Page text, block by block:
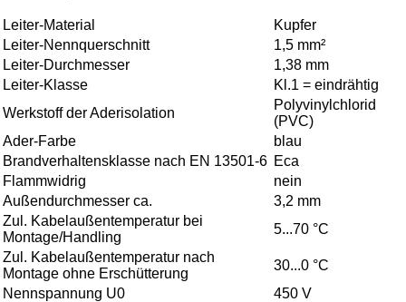
Leiter-Material
Kupfer
Leiter-Nennquerschnitt
1,5 mm²
Leiter-Durchmesser
1,38 mm
Leiter-Klasse
Kl.1 = eindrähtig
Werkstoff der Aderisolation
Polyvinylchlorid
(PVC)
Ader-Farbe
blau
Brandverhaltensklasse nach EN 13501-6 Eca
Flammwidrig
nein
Außendurchmesser ca.
3,2 mm
Zul. Kabelaußentemperatur bei
Montage/Handling
5...70 °C
Zul. Kabelaußentemperatur nach
Montage ohne Erschütterung
30...0 °C
Nennspannung U0
450 V